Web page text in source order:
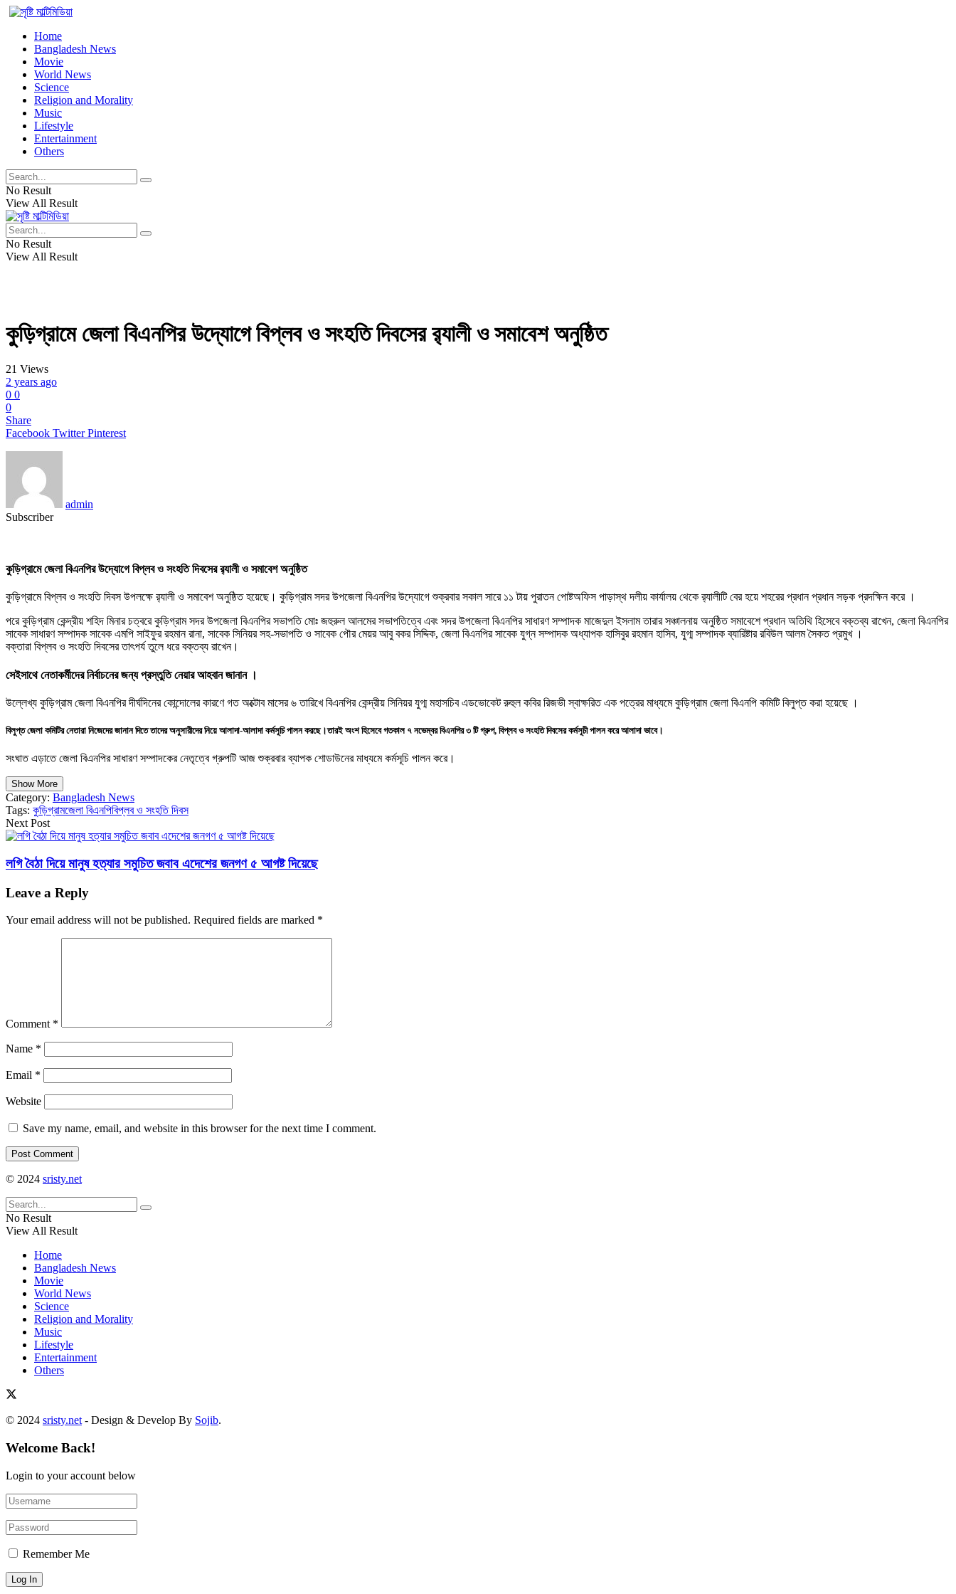
Home
Bangladesh News
Movie
World News
Science
Religion and Morality
Music
Lifestyle
Entertainment
Others
No Result
View All Result
No Result
View All Result
কুড়িগ্রামে জেলা বিএনপির উদ্যোগে বিপ্লব ও সংহতি দিবসের র‌্যালী ও সমাবেশ অনুষ্ঠিত
21 Views
2 years ago
0 0
0
Share
Facebook Twitter Pinterest
admin
Subscriber
কুড়িগ্রামে জেলা বিএনপির উদ্যোগে বিপ্লব ও সংহতি দিবসের র‌্যালী ও সমাবেশ অনুষ্ঠিত
কুড়িগ্রামে বিপ্লব ও সংহতি দিবস উপলক্ষে র‌্যালী ও সমাবেশ অনুষ্ঠিত হয়েছে। কুড়িগ্রাম সদর উপজেলা বিএনপির উদ্যোগে শুক্রবার সকাল সারে ১১ টায় পুরাতন পোষ্টঅফিস পাড়াস্থ দলীয় কার্যালয় থেকে র‌্যালীটি বের হয়ে শহরের প্রধান প্রধান সড়ক প্রদক্ষিন করে ।
পরে কুড়িগ্রাম কেন্দ্রীয় শহিদ মিনার চত্বরে কুড়িগ্রাম সদর উপজেলা বিএনপির সভাপতি মোঃ জহুরুল আলমের সভাপতিত্বে এবং সদর উপজেলা বিএনপির সাধারণ সম্পাদক মাজেদুল ইসলাম তারার সঞ্চালনায় অনুষ্ঠিত সমাবেশে প্রধান অতিথি হিসেবে বক্তব্য রাখেন, জেলা বিএনপির
সাবেক সাধারণ সম্পাদক সাবেক এমপি সাইফুর রহমান রানা, সাবেক সিনিয়র সহ-সভাপতি ও সাবেক পৌর মেয়র আবু বকর সিদ্দিক, জেলা বিএনপির সাবেক যুগ্ন সম্পাদক অধ্যাপক হাসিবুর রহমান হাসিব, যুগ্ম সম্পাদক ব্যারিষ্টার রবিউল আলম সৈকত প্রমুখ ।
বক্তারা বিপ্লব ও সংহতি দিবসের তাৎপর্য তুলে ধরে বক্তব্য রাখেন।
সেইসাথেনেতাকর্মীদেরনির্বাচনের জন্য প্রস্তুতি নেয়ার আহবান জানান ।
উল্লেখ্য কুড়িগ্রাম জেলা বিএনপির দীর্ঘদিনের কোন্দোলের কারণে গত অক্টোব মাসের ৬ তারিখে বিএনপির কেন্দ্রীয় সিনিয়র যুগ্ম মহাসচিব এডভোকেট রুহুল কবির রিজভী স্বাক্ষরিত এক পত্রের মাধ্যমে কুড়িগ্রাম জেলা বিএনপি কমিটি বিলুপ্ত করা হয়েছে ।
বিলুপ্ত জেলা কমিটির নেতারা নিজেদের জানান দিতে তাদের অনুসারীদের নিয়ে আলাদা-আলাদা কর্মসূচি পালন করছে।তারই অংশ হিসেবে গতকাল ৭ নভেম্বর বিএনপির ৩ টি গ্রুপ, বিপ্লব ও সংহতি দিবসের কর্মসূচী পালন করে আলাদা ভাবে।
সংঘাত এড়াতে জেলা বিএনপির সাধারণ সম্পাদকের নেতৃত্বে গ্রুপটি আজ শুক্রবার ব্যাপক শোডাউনের মাধ্যমে কর্মসূচি পালন করে।
Show More
Category: Bangladesh News
Tags: কুড়িগ্রামজেলা বিএনপিবিপ্লব ও সংহতি দিবস
Next Post
লগি বৈঠা দিয়ে মানুষ হত্যার সমুচিত জবাব এদেশের জনগণ ৫ আগষ্ট দিয়েছে
Leave a Reply
Your email address will not be published. Required fields are marked *
Comment *
Name *
Email *
Website
Save my name, email, and website in this browser for the next time I comment.
© 2024 sristy.net
No Result
View All Result
Home
Bangladesh News
Movie
World News
Science
Religion and Morality
Music
Lifestyle
Entertainment
Others
© 2024 sristy.net- Design & Develop By Sojib.
Welcome Back!
Login to your account below
Remember Me